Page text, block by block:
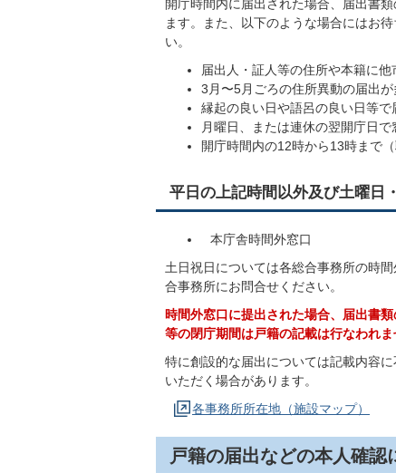
開庁時間内に届出された場合、届出書
ます。また、以下のような場合にはお
い。
届出人・証人等の住所や本籍に
3月〜5月ごろの住所異動の届出
縁起の良い日や語呂の良い日等で
月曜日、または連休の翌開庁日
開庁時間内の12時から13時まで
平日の上記時間以外及び土曜日
本庁舎時間外窓口
土日祝日については各総合事務所の時
合事務所にお問合せください。
時間外窓口に提出された場合、届出書
等の閉庁期間は戸籍の記載は行なわれま
特に創設的な届出については記載内容
いただく場合があります。
各事務所所在地（施設マップ）
戸籍の届出などの本人確認